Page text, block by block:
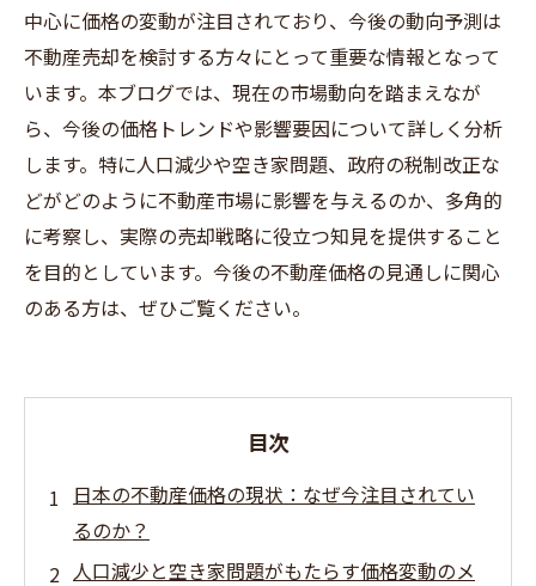
中心に価格の変動が注目されており、今後の動向予測は
不動産売却を検討する方々にとって重要な情報となって
います。本ブログでは、現在の市場動向を踏まえなが
ら、今後の価格トレンドや影響要因について詳しく分析
します。特に人口減少や空き家問題、政府の税制改正な
どがどのように不動産市場に影響を与えるのか、多角的
に考察し、実際の売却戦略に役立つ知見を提供すること
を目的としています。今後の不動産価格の見通しに関心
のある方は、ぜひご覧ください。
目次
日本の不動産価格の現状：なぜ今注目されてい
るのか？
人口減少と空き家問題がもたらす価格変動のメ